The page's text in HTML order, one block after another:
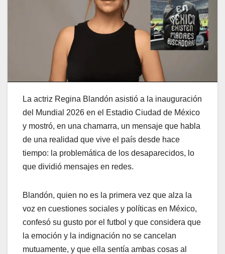
La actriz Regina Blandón asistió a la inauguración
del Mundial 2026 en el Estadio Ciudad de México
y mostró, en una chamarra, un mensaje que habla
de una realidad que vive el país desde hace
tiempo: la problemática de los desaparecidos, lo
que dividió mensajes en redes.
Blandón, quien no es la primera vez que alza la
voz en cuestiones sociales y políticas en México,
confesó su gusto por el futbol y que considera que
la emoción y la indignación no se cancelan
mutuamente, y que ella sentía ambas cosas al